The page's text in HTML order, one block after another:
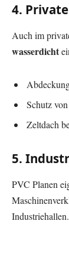
4.
Auch im
wasserdicht
Schutz
Zeltdach
5.
PVC Planen
Industriehallen.